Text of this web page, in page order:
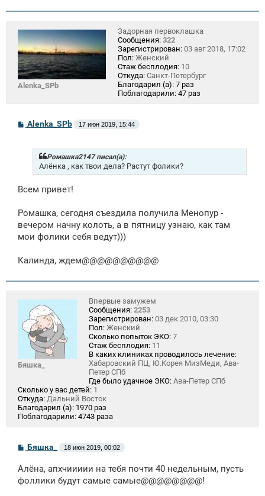
и
Alenka_SPb
Задорная первоклашка
Сообщения: 322
Зарегистрирован: 03 авг 2018, 17:02
Пол: Женский
Стаж бесплодия: 10
Откуда: Санкт-Петербург
Благодарил (а): 7 раз
Поблагодарили: 47 раз
С
е
Alenka_SPb 17 июн 2019, 15:44
Ромашка2147 писал(а):
Алёнка , как твои дела? Растут фолики?
Всем привет!
Ромашка, сегодня съездила получила Менопур -
вечером начну колоть, а в пятницу узнаю, как там
мои фолики себя ведут)))
Калинда, ждем@@@@@@@@@@
Бяшка_
Впервые замужем
Сообщения: 2253
Зарегистрирован: 03 дек 2010, 03:30
Пол: Женский
Сколько попыток ЭКО: 7
Стаж бесплодия: 11
В каких клиниках проводилось лечение:
Хабаровский ПЦ, Ю.Корея МизМеди, Ава-
Петер СПб
Где было удачное ЭКО: Ава-Петер СПб
Сколько у вас детей: 1
Откуда: Дальний Восток
Благодарил (а): 1970 раз
Поблагодарили: 4743 раза
С
о
б
щ
Бяшка_ 18 июн 2019, 00:02
Алёна, апхчиииии на тебя почти 40 недельным, пусть
фоллики будут самые самые@@@@@@@@!